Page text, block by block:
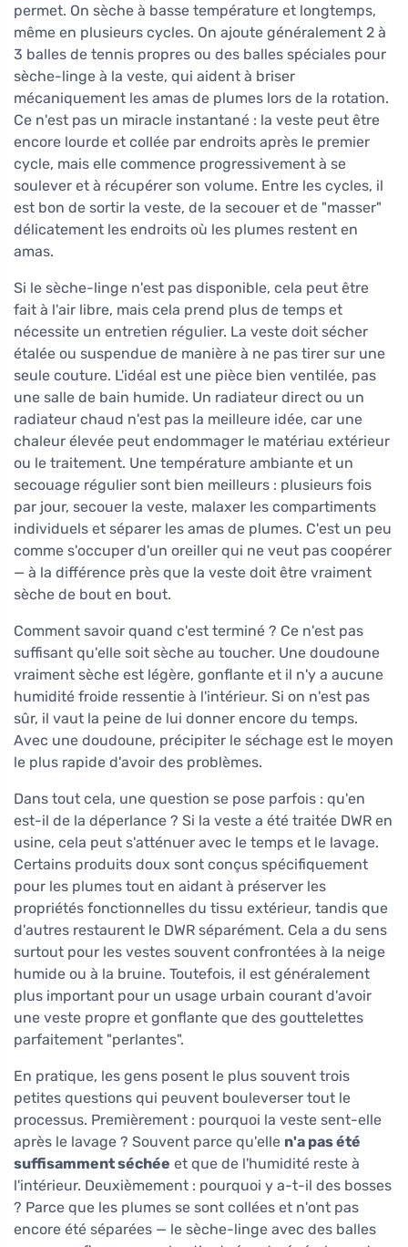
permet. On sèche à basse température et longtemps,
même en plusieurs cycles. On ajoute généralement 2 à
3 balles de tennis propres ou des balles spéciales pour
sèche-linge à la veste, qui aident à briser
mécaniquement les amas de plumes lors de la rotation.
Ce n'est pas un miracle instantané : la veste peut être
encore lourde et collée par endroits après le premier
cycle, mais elle commence progressivement à se
soulever et à récupérer son volume. Entre les cycles, il
est bon de sortir la veste, de la secouer et de "masser"
délicatement les endroits où les plumes restent en
amas.
Si le sèche-linge n'est pas disponible, cela peut être
fait à l'air libre, mais cela prend plus de temps et
nécessite un entretien régulier. La veste doit sécher
étalée ou suspendue de manière à ne pas tirer sur une
seule couture. L'idéal est une pièce bien ventilée, pas
une salle de bain humide. Un radiateur direct ou un
radiateur chaud n'est pas la meilleure idée, car une
chaleur élevée peut endommager le matériau extérieur
ou le traitement. Une température ambiante et un
secouage régulier sont bien meilleurs : plusieurs fois
par jour, secouer la veste, malaxer les compartiments
individuels et séparer les amas de plumes. C'est un peu
comme s'occuper d'un oreiller qui ne veut pas coopérer
— à la différence près que la veste doit être vraiment
sèche de bout en bout.
Comment savoir quand c'est terminé ? Ce n'est pas
suffisant qu'elle soit sèche au toucher. Une doudoune
vraiment sèche est légère, gonflante et il n'y a aucune
humidité froide ressentie à l'intérieur. Si on n'est pas
sûr, il vaut la peine de lui donner encore du temps.
Avec une doudoune, précipiter le séchage est le moyen
le plus rapide d'avoir des problèmes.
Dans tout cela, une question se pose parfois : qu'en
est-il de la déperlance ? Si la veste a été traitée DWR en
usine, cela peut s'atténuer avec le temps et le lavage.
Certains produits doux sont conçus spécifiquement
pour les plumes tout en aidant à préserver les
propriétés fonctionnelles du tissu extérieur, tandis que
d'autres restaurent le DWR séparément. Cela a du sens
surtout pour les vestes souvent confrontées à la neige
humide ou à la bruine. Toutefois, il est généralement
plus important pour un usage urbain courant d'avoir
une veste propre et gonflante que des gouttelettes
parfaitement "perlantes".
En pratique, les gens posent le plus souvent trois
petites questions qui peuvent bouleverser tout le
processus. Premièrement : pourquoi la veste sent-elle
après le lavage ? Souvent parce qu'elle n'a pas été
suffisamment séchée et que de l'humidité reste à
l'intérieur. Deuxièmement : pourquoi y a-t-il des bosses
? Parce que les plumes se sont collées et n'ont pas
encore été séparées — le sèche-linge avec des balles